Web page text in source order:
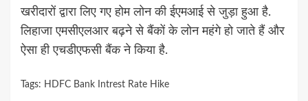
खरीदारों द्वारा लिए गए होम लोन की ईएमआई से जुड़ा हुआ है.
लिहाजा एमसीएलआर बढ़ने से बैंकों के लोन महंगे हो जाते हैं और
ऐसा ही एचडीएफसी बैंक ने किया है.
Tags: HDFC Bank Intrest Rate Hike